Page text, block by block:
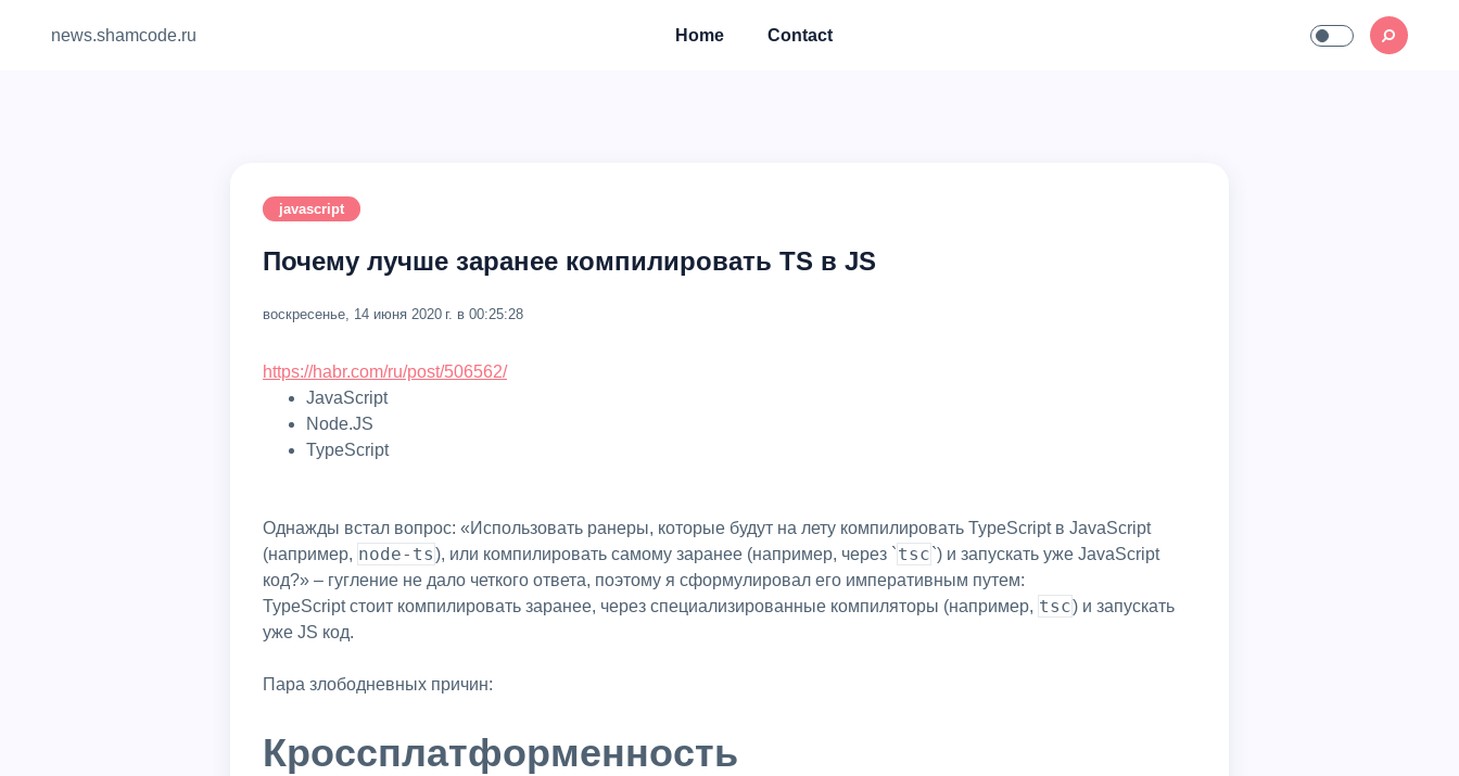
news.shamcode.ru Home Contact
javascript
Почему лучше заранее компилировать TS в JS
воскресенье, 14 июня 2020 г. в 00:25:28
https://habr.com/ru/post/506562/
JavaScript
Node.JS
TypeScript
Однажды встал вопрос: «Использовать ранеры, которые будут на лету компилировать TypeScript в JavaScript
(например, node-ts), или компилировать самому заранее (например, через `tsc `) и запускать уже JavaScript
код?» – гугление не дало четкого ответа, поэтому я сформулировал его императивным путем:
TypeScript стоит компилировать заранее, через специализированные компиляторы (например, tsc) и запускать
уже JS код.
Пара злободневных причин:
Кроссплатформенность